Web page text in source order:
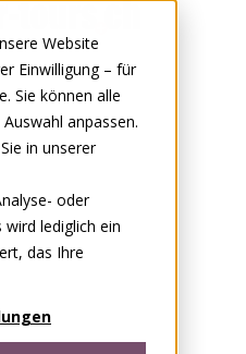
Website
Einwilligung – für
Sie können alle
anpassen.
in unserer
oder
lediglich ein
das Ihre